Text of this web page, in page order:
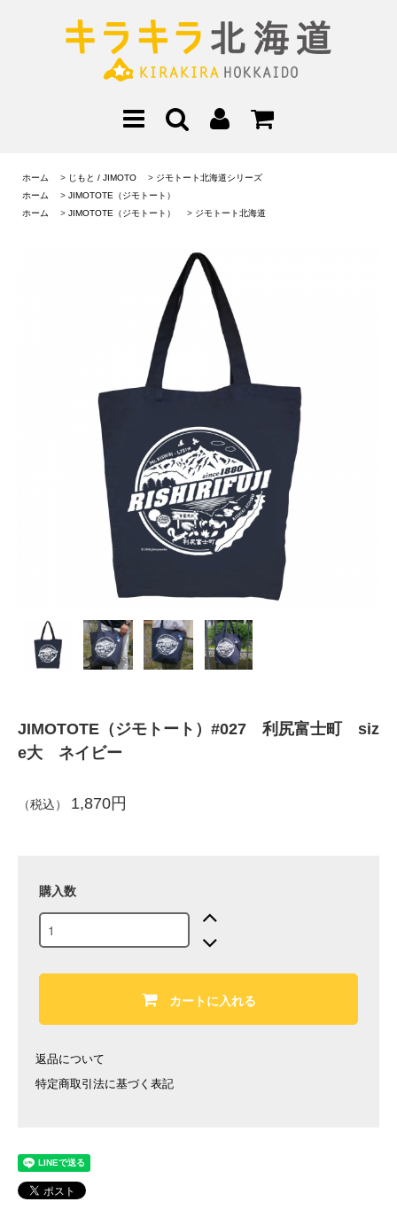
ホーム > じもと / JIMOTO > ジモトート北海道シリーズ
ホーム
> JIMOTOTE（ジモトート）
ホーム
> JIMOTOTE（ジモトート） > ジモトート北海道
JIMOTOTE（ジモトート）#027 利尻富士町 siz
e大 ネイビー
（税込） 1,870円
購入数
カートに入れる
返品について
特定商取引法に基づく表記